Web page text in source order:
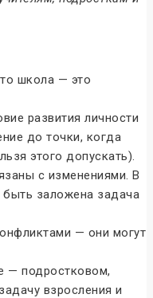
школа — это
развития личности
до точки, когда
этого допускать).
с изменениями. В
заложена задача
— они могут
— подростковом,
взросления и